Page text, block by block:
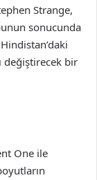
Strange,
sonucunda
değiştirecek bir
One ile